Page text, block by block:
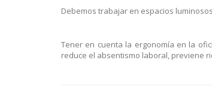
Debemos trabajar en espacios
Tener en cuenta la ergonomía en la
reduce el absentismo laboral, previene